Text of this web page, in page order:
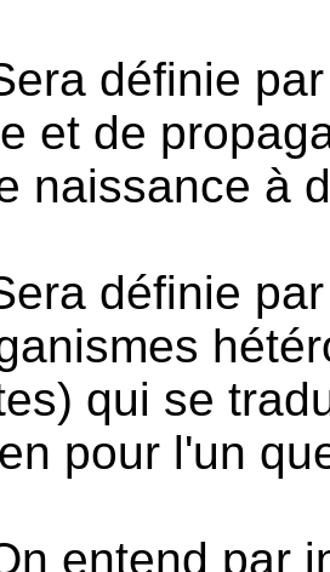
définie
et de
naissance à
définie
qui se
pour l'un
entend par